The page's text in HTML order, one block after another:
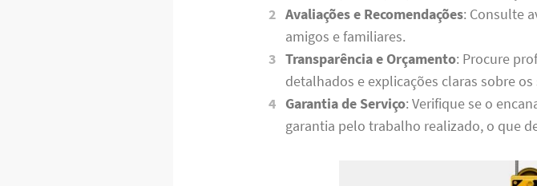
Avaliações e Recomendações: Consulte
amigos e familiares.
Transparência e Orçamento: Procure
detalhados e explicações claras sobre os
Garantia de Serviço: Verifique se o
garantia pelo trabalho realizado, o que